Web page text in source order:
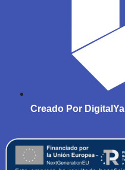
Creado Por DigitalYa